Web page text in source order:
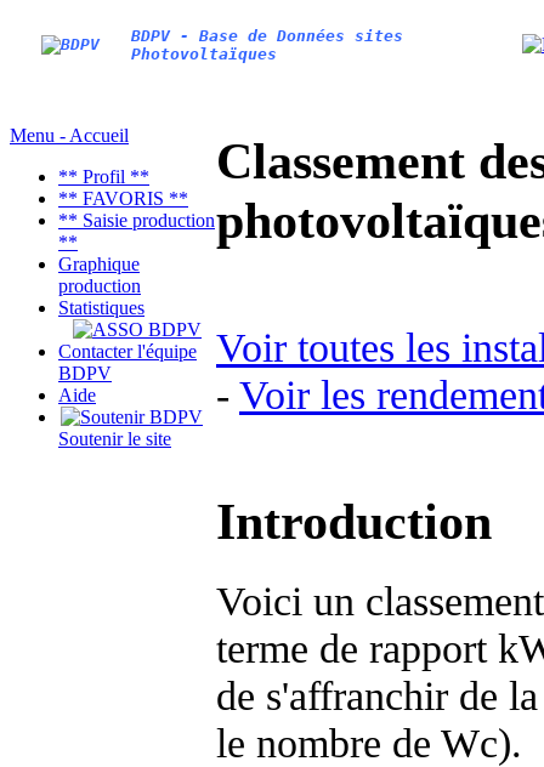
BDPV - Base de Données sites
Photovoltaïques
Menu - Accueil
** Profil **
** FAVORIS **
** Saisie production
**
Graphique
production
Statistiques
Contacter l'équipe
BDPV
Aide
Soutenir le site
Classement
Voir toutes les
- Voir les
Introduction
Voici un
terme de rapport
de s'affranchir de
le nombre de Wc).